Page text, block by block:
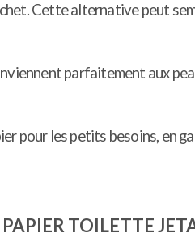
Cette alternative peut
parfaitement aux
pour les petits besoins, en
TOILETTE